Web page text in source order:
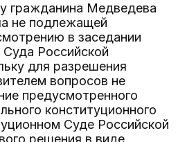
гражданина Медведева
не подлежащей
в заседании
Суда Российской
для разрешения
вопросов не
предусмотренного
конституционного
Суде Российской
решения в виде